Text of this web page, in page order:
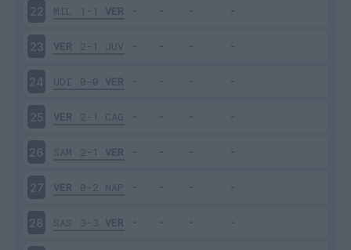
22 MIL 1-1 VER
23 VER 2-1 JUV
24 UDI 0-0 VER
25 VER 2-1 CAG
26 SAM 2-1 VER
27 VER 0-2 NAP
28 SAS 3-3 VER